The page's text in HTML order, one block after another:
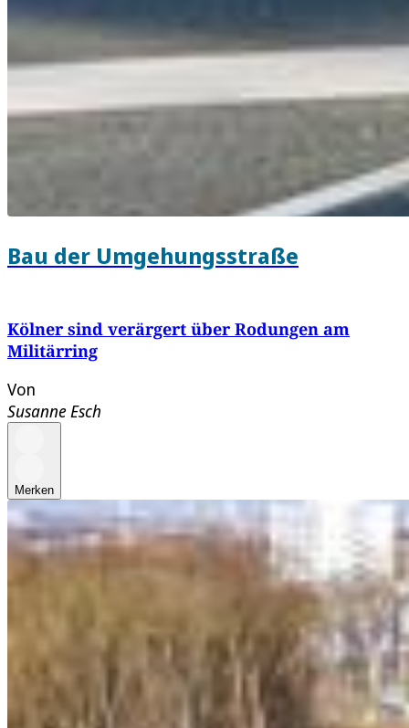
Bau der Umgehungsstraße
Kölner sind verärgert über Rodungen am
Militärring
Von
Susanne Esch
Merken